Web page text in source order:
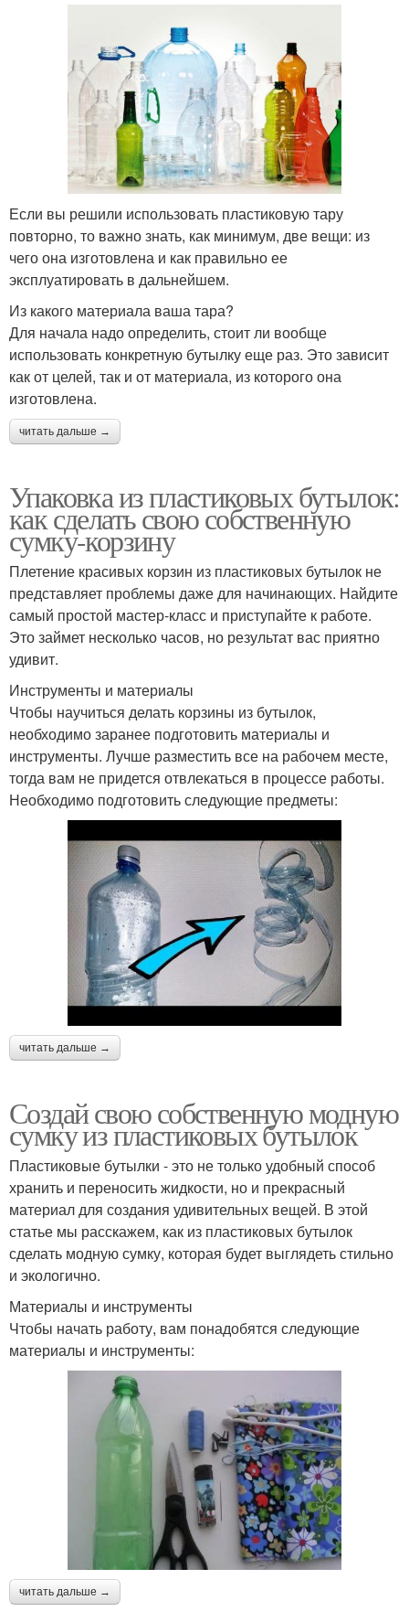
Если вы решили использовать пластиковую тару
повторно, то важно знать, как минимум, две вещи: из
чего она изготовлена и как правильно ее
эксплуатировать в дальнейшем.
Из какого материала ваша тара?
Для начала надо определить, стоит ли вообще
использовать конкретную бутылку еще раз. Это зависит
как от целей, так и от материала, из которого она
изготовлена.
читать дальше →
Упаковка из пластиковых бутылок:
как сделать свою собственную
сумку-корзину
Плетение красивых корзин из пластиковых бутылок не
представляет проблемы даже для начинающих. Найдите
самый простой мастер-класс и приступайте к работе.
Это займет несколько часов, но результат вас приятно
удивит.
Инструменты и материалы
Чтобы научиться делать корзины из бутылок,
необходимо заранее подготовить материалы и
инструменты. Лучше разместить все на рабочем месте,
тогда вам не придется отвлекаться в процессе работы.
Необходимо подготовить следующие предметы:
читать дальше →
Создай свою собственную модную
сумку из пластиковых бутылок
Пластиковые бутылки - это не только удобный способ
хранить и переносить жидкости, но и прекрасный
материал для создания удивительных вещей. В этой
статье мы расскажем, как из пластиковых бутылок
сделать модную сумку, которая будет выглядеть стильно
и экологично.
Материалы и инструменты
Чтобы начать работу, вам понадобятся следующие
материалы и инструменты:
читать дальше →